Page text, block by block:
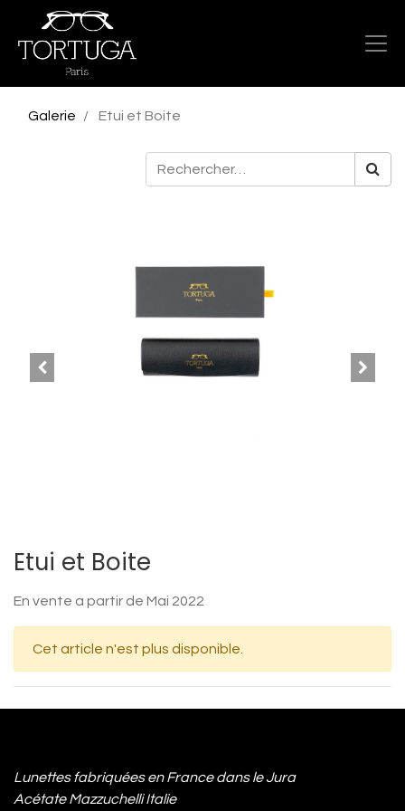
Galerie Etui et Boite
Etui et Boite
En vente a partir de Mai 2022
Cet article n'est plus disponible.
Lunettes fabriquées en France dans le Jura
Acétate Mazzuchelli Italie